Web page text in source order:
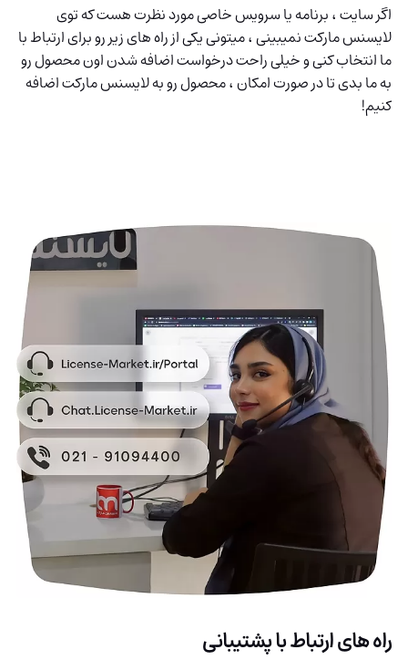
اگر سایت ، برنامه یا سرویس خاصی مورد نظرت هست که توی
لایسنس مارکت نمیبینی ، میتونی یکی از راه های زیر رو برای ارتباط با
ما انتخاب کنی و خیلی راحت درخواست اضافه شدن اون محصول رو
به ما بدی تا در صورت امکان ، محصول رو به لایسنس مارکت اضافه
کنیم!
راه های ارتباط با پشتیبانی